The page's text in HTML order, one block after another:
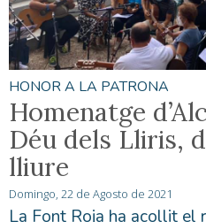
HONOR A LA PATRONA
Homenatge
Déu dels Lliris,
lliure
Domingo, 22 de Agosto de 2021
La Font Roja ha acollit el